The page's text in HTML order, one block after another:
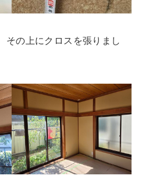
その上にクロスを張りまし